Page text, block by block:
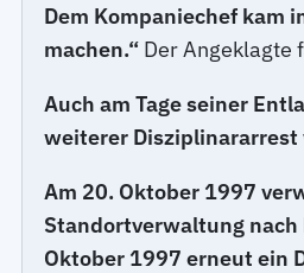
Dem Kompaniechef kam
machen.“ Der Angeklagte
Auch am Tage seiner
weiterer Disziplinararrest
Am 20. Oktober 1997
Standortverwaltung nach
Oktober 1997 erneut ein